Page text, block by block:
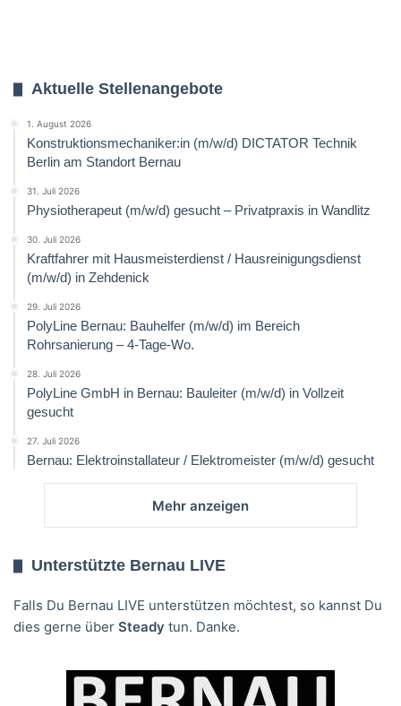
Aktuelle Stellenangebote
1. August 2026
Konstruktionsmechaniker:in (m/w/d) DICTATOR Technik
Berlin am Standort Bernau
31. Juli 2026
Physiotherapeut (m/w/d) gesucht – Privatpraxis in Wandlitz
30. Juli 2026
Kraftfahrer mit Hausmeisterdienst / Hausreinigungsdienst
(m/w/d) in Zehdenick
29. Juli 2026
PolyLine Bernau: Bauhelfer (m/w/d) im Bereich
Rohrsanierung – 4-Tage-Wo.
28. Juli 2026
PolyLine GmbH in Bernau: Bauleiter (m/w/d) in Vollzeit
gesucht
27. Juli 2026
Bernau: Elektroinstallateur / Elektromeister (m/w/d) gesucht
Mehr anzeigen
Unterstützte Bernau LIVE
Falls Du Bernau LIVE unterstützen möchtest, so kannst Du
dies gerne über Steady tun. Danke.